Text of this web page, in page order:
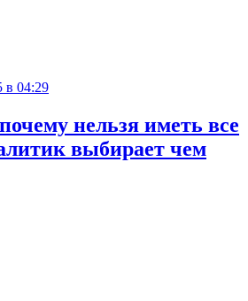
в 04:29
нельзя иметь все
выбирает чем